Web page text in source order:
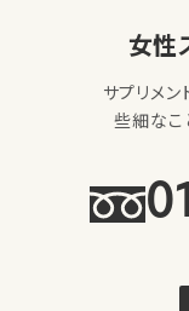
女性
サプリメン
些細なこ